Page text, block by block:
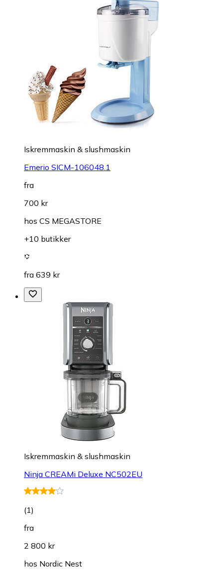
Iskremmaskin & slushmaskin
Emerio SICM-106048.1
fra
700 kr
hos CS MEGASTORE
+10 butikker
fra 639 kr
Iskremmaskin & slushmaskin
Ninja CREAMi Deluxe NC502EU
(1)
fra
2 800 kr
hos Nordic Nest